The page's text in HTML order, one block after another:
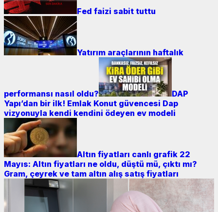
Fed faizi sabit tuttu
Yatırım araçlarının haftalık
performansı nasıl oldu?
DAP
Yapı’dan bir ilk! Emlak Konut güvencesi Dap
vizyonuyla kendi kendini ödeyen ev modeli
Altın fiyatları canlı grafik 22
Mayıs: Altın fiyatları ne oldu, düştü mü, çıktı mı?
Gram, çeyrek ve tam altın alış satış fiyatları